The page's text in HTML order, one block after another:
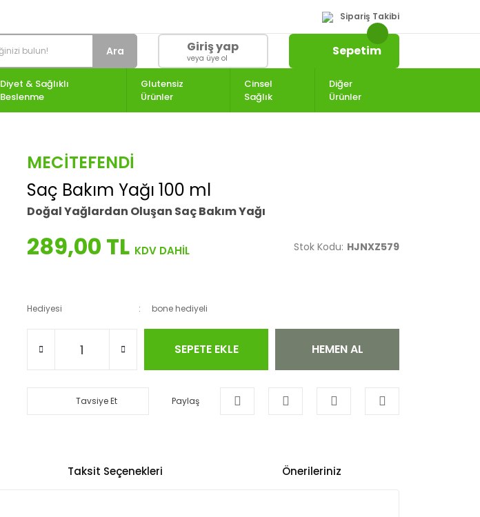
Sipariş Takibi
Ara Giriş yap
veya üye ol Sepetim
Diyet & Sağlıklı
Beslenme
Glutensiz
Ürünler
Cinsel
Sağlık
Diğer
Ürünler
MECITEFENDI
Saç Bakım Yağı 100 ml
Doğal Yağlardan Oluşan Saç Bakım Yağı
289,00 TL Stok Kodu: HJNXZ579
Hediyesi bone hediyeli
SEPETE EKLE HEMEN AL
Tavsiye Et Paylaş
Taksit Seçenekleri Önerileriniz